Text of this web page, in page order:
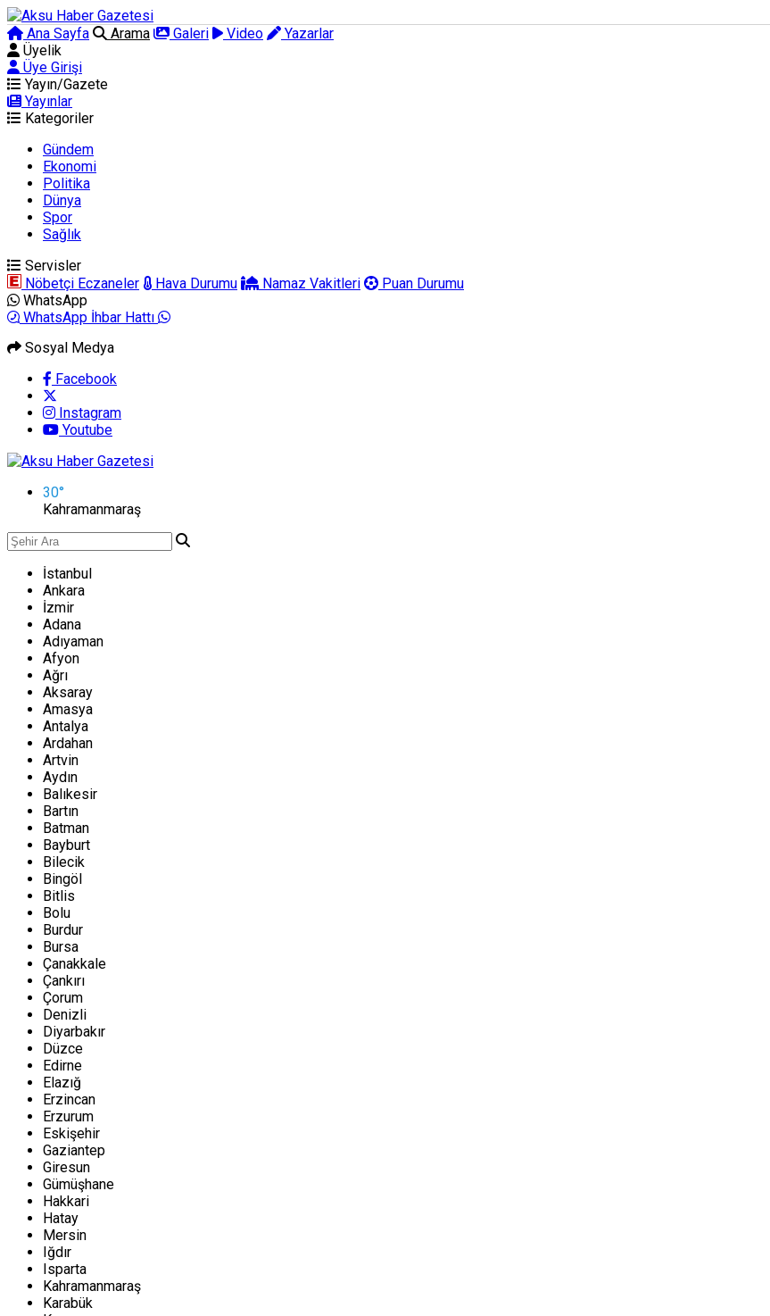
Ana Sayfa Arama Galeri Video
Yazarlar
Üyelik
Üye Girişi
Yayın/Gazete
Yayınlar
Kategoriler
Gündem
Ekonomi
Politika
Dünya
Spor
Sağlık
Servisler
Nöbetçi Eczaneler
Hava Durumu Namaz Vakitleri
Puan Durumu
WhatsApp
WhatsApp İhbar Hattı
Sosyal Medya
Facebook
Instagram
Youtube
30°
Kahramanmaraş
İstanbul
Ankara
İzmir
Adana
Adıyaman
Afyon
Ağrı
Aksaray
Amasya
Antalya
Ardahan
Artvin
Aydın
Balıkesir
Bartın
Batman
Bayburt
Bilecik
Bingöl
Bitlis
Bolu
Burdur
Bursa
Çanakkale
Çankırı
Çorum
Denizli
Diyarbakır
Düzce
Edirne
Elazığ
Erzincan
Erzurum
Eskişehir
Gaziantep
Giresun
Gümüşhane
Hakkari
Hatay
Mersin
Iğdır
Isparta
Kahramanmaraş
Karabük